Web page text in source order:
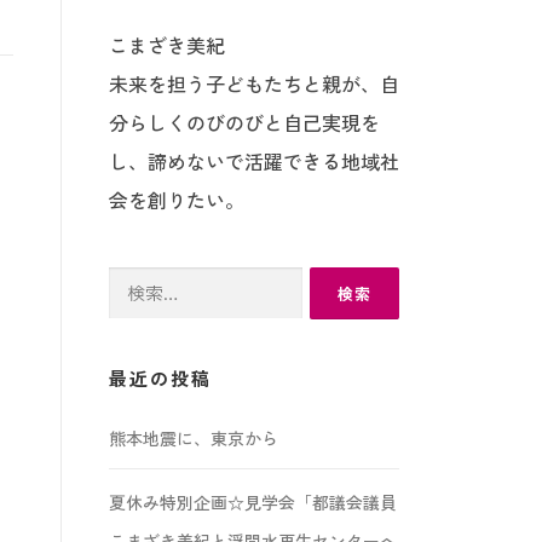
こまざき美紀
未来を担う子どもたちと親が、自
分らしくのびのびと自己実現を
し、諦めないで活躍できる地域社
会を創りたい。
最近の投稿
熊本地震に、東京から
夏休み特別企画☆見学会「都議会議員